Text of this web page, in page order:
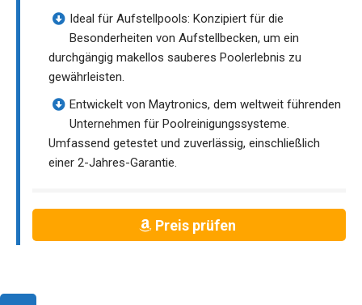
Ideal für Aufstellpools: Konzipiert für die
Besonderheiten von Aufstellbecken, um ein
durchgängig makellos sauberes Poolerlebnis zu
gewährleisten.
Entwickelt von Maytronics, dem weltweit führenden
Unternehmen für Poolreinigungssysteme.
Umfassend getestet und zuverlässig, einschließlich
einer 2-Jahres-Garantie.
Preis prüfen